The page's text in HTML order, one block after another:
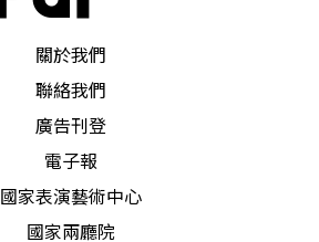
關於我們
聯絡我們
廣告刊登
電子報
國家表演藝術中心
國家兩廳院